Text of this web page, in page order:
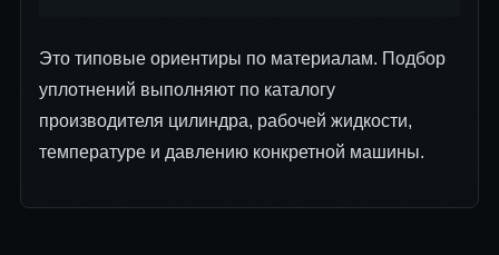
Это типовые ориентиры по материалам. Подбор
уплотнений выполняют по каталогу
производителя цилиндра, рабочей жидкости,
температуре и давлению конкретной машины.